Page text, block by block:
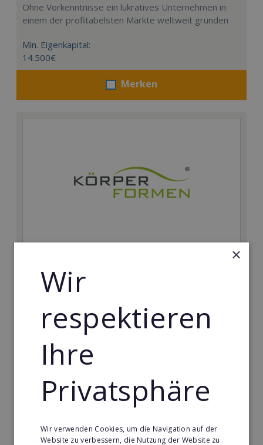
Ohne Vorkenntnisse ein lukratives Unternehmen in
einem der profitabelsten Märkte weltweit gründen
Min. Eigenkapital:
14.500€
Merken
Körperformen - Erfolg mit medizinisch erprobtem
Min. Eigenkapital:
×
Wir
respektieren
Ihre
Privatsphäre
Wir verwenden Cookies, um die Navigation auf der
Website zu verbessern, die Nutzung der Website zu